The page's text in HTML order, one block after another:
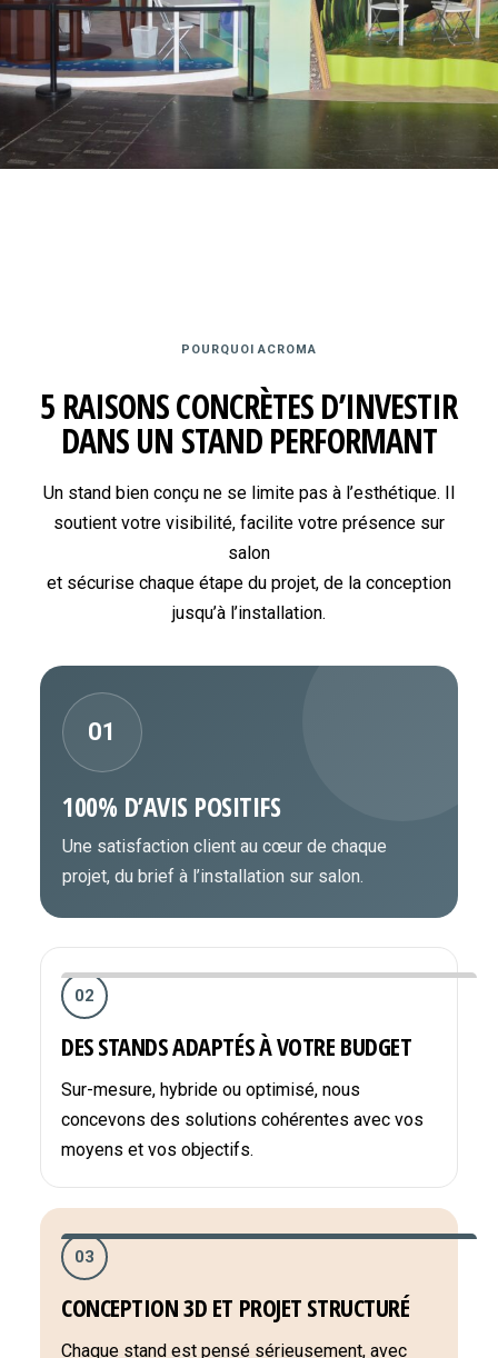
POURQUOI ACROMA
5 RAISONS CONCRÈTES D’INVESTIR
DANS UN STAND PERFORMANT
Un stand bien conçu ne se limite pas à l’esthétique. Il
soutient votre visibilité, facilite votre présence sur
salon
et sécurise chaque étape du projet, de la conception
jusqu’à l’installation.
01
100% D’AVIS POSITIFS
Une satisfaction client au cœur de chaque
projet, du brief à l’installation sur salon.
02
DES STANDS ADAPTÉS À VOTRE BUDGET
Sur-mesure, hybride ou optimisé, nous
concevons des solutions cohérentes avec vos
moyens et vos objectifs.
03
CONCEPTION 3D ET PROJET STRUCTURÉ
Chaque stand est pensé sérieusement, avec